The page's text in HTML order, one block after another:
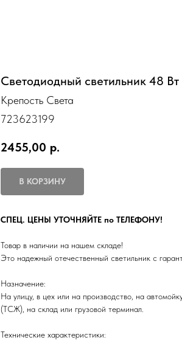
Светодиодный светильник 48 Вт
Крепость Света
723623199
2455,00 р.
В КОРЗИНУ
СПЕЦ. ЦЕНЫ УТОЧНЯЙТЕ по ТЕЛЕФОНУ!
Товар в наличии на нашем складе!
Это надежный отечественный светильник с
Назначение:
На улицу, в цех или на производство, на
(ТСЖ), на склад или грузовой терминал.
Технические характеристики: